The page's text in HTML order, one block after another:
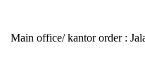
Main office/ kantor order :